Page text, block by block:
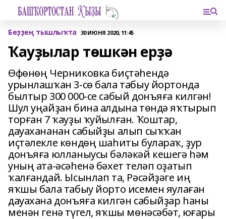
Беҙҙең тышлыҡта 30 ИЮНЯ 2020, 11:45
Ҡауҙылар төшкән ерҙә
Өфөнөң Черниковка биҫтәһендә
урынлашҡан 3-cө бала табыу йортонда
былтыр 300 000-се сабый донъяға килгән!
Шул уңайҙан бина алдына төндә яҡтырып
торған 7 ҡауҙы ҡуйылған. Ҡоштар,
дауахананан сабыйҙы алып сыҡҡан
иҫтәлекле көндөң шаһиты булараҡ, ҙур
донъяға юлланыусы бәләкәй кешегә һәм
уның ата-әсәһенә бәхет теләп оҙатып
ҡалғандай. Ысынлап та, Рәсәйҙәге иң
яҡшы бала табыу йорто исемен яулаған
дауахана донъяға килгән сабыйҙар һаны
менән генә түгел, яҡшы мөнәсәбәт, юғары